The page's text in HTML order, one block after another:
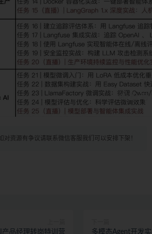
资源有争议请联系微信客服我们可以安排下架！
产品经理转岗特训营 多模态Agent开发实